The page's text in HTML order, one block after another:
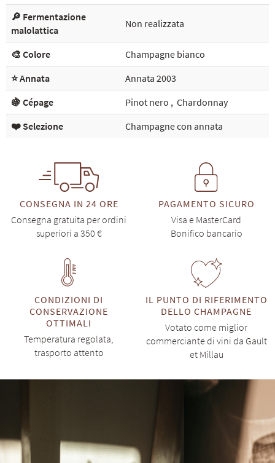
🔎 Fermentazione
malolattica
Non realizzata
🎨 Colore
Champagne bianco
⭐ Annata
Annata 2003
🍇 Cépage
Pinot nero , Chardonnay
❤️ Selezione
Champagne con annata
CONSEGNA IN 24 ORE
Consegna gratuita per ordini
superiori a 350 €
PAGAMENTO SICURO
Visa e MasterCard
Bonifico bancario
CONDIZIONI DI
CONSERVAZIONE
OTTIMALI
Temperatura regolata,
trasporto attento
IL PUNTO DI RIFERIMENTO
DELLO CHAMPAGNE
Votato come miglior
commerciante di vini da Gault
et Millau